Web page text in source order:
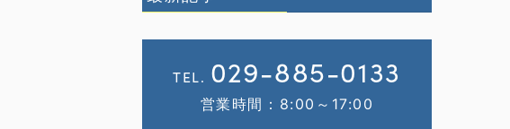
TEL. 029-885-0133
営業時間：8:00～17:00